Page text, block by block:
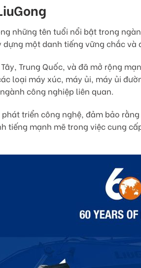
những tên tuổi nổi bật trong
dựng một danh tiếng vững chắc
Trung Quốc, và đã mở rộng
loại máy xúc, máy ủi, máy ủi
công nghiệp liên quan.
triển công nghệ, đảm bảo
tiếng mạnh mẽ trong việc cung